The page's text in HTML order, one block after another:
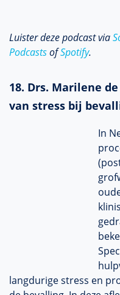
Luister deze podcast via
PodcastsofSpotify.
18. Drs. Marilene
van stress bij
In
langdurige stress en